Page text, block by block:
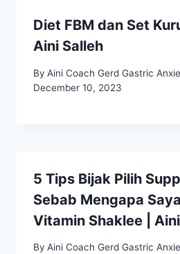
Diet FBM dan Set
Aini Salleh
By Aini Coach Gerd Gastric
December 10, 2023
5 Tips Bijak Pilih
Sebab Mengapa
Vitamin Shaklee |
By Aini Coach Gerd Gastric